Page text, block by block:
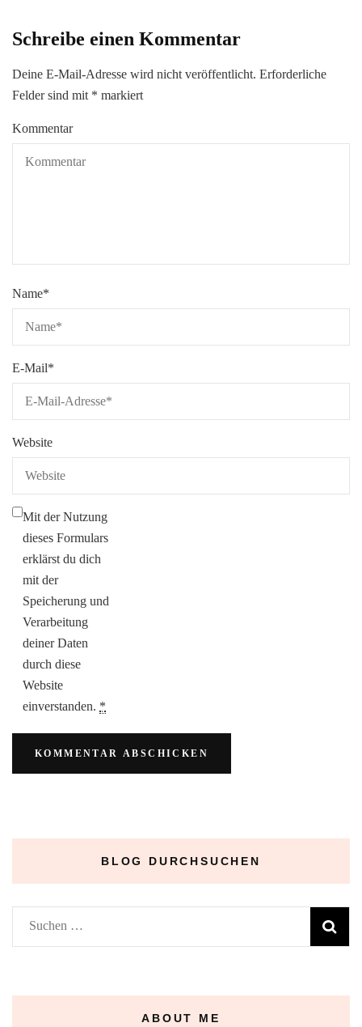
Schreibe einen Kommentar
Deine E-Mail-Adresse wird nicht veröffentlicht. Erforderliche
Felder sind mit * markiert
Kommentar
Name*
E-Mail*
Website
Mit der Nutzung
dieses Formulars
erklärst du dich
mit der
Speicherung und
Verarbeitung
deiner Daten
durch diese
Website
einverstanden. *
BLOG DURCHSUCHEN
Suchen
nach:
ABOUT ME